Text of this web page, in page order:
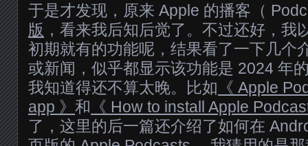
于是才发现，原来 Apple 的播客（
版 ，看来我后知后觉了。不过还好，我
初期就有的功能呢，结果看了一下几个
或新闻，似乎都显示该功能是 2024 年
我知道得还不算太晚。比如 《 Apple
app 》 和 《 How to install Apple
了，这里的后一篇还介绍了如何在